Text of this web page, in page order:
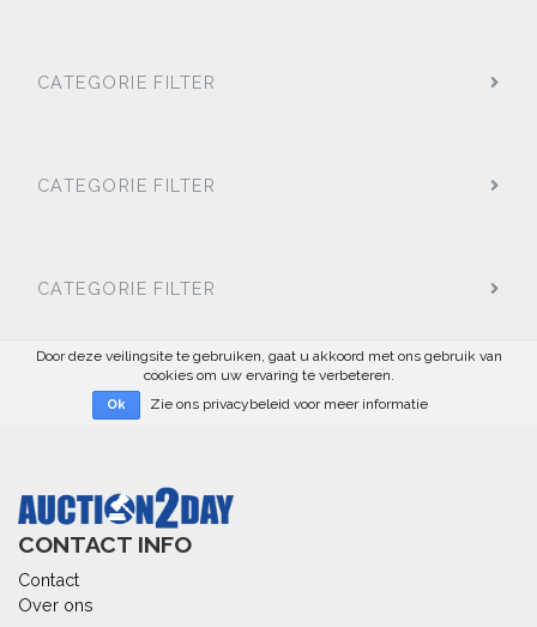
CATEGORIE FILTER
CATEGORIE FILTER
CATEGORIE FILTER
Door deze veilingsite te gebruiken, gaat u akkoord met ons gebruik van
cookies om uw ervaring te verbeteren.
Ok Zie ons privacybeleid voor meer informatie
CONTACT INFO
Contact
Over ons